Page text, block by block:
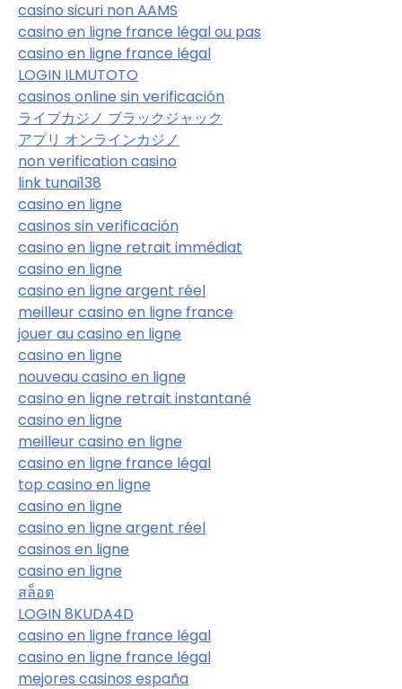
casino sicuri non AAMS
casino en ligne france légal ou pas
casino en ligne france légal
LOGIN ILMUTOTO
casinos online sin verificación
ライブカジノ ブラックジャック
アプリ オンラインカジノ
non verification casino
link tunai138
casino en ligne
casinos sin verificación
casino en ligne retrait immédiat
casino en ligne
casino en ligne argent réel
meilleur casino en ligne france
jouer au casino en ligne
casino en ligne
nouveau casino en ligne
casino en ligne retrait instantané
casino en ligne
meilleur casino en ligne
casino en ligne france légal
top casino en ligne
casino en ligne
casino en ligne argent réel
casinos en ligne
casino en ligne
สล็อต
LOGIN 8KUDA4D
casino en ligne france légal
casino en ligne france légal
mejores casinos españa